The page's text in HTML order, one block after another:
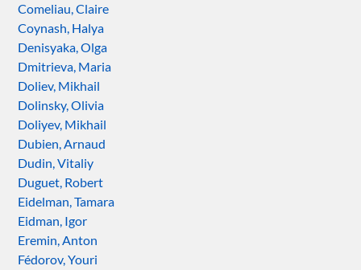
Comeliau, Claire
Coynash, Halya
Denisyaka, Olga
Dmitrieva, Maria
Doliev, Mikhail
Dolinsky, Olivia
Doliyev, Mikhail
Dubien, Arnaud
Dudin, Vitaliy
Duguet, Robert
Eidelman, Tamara
Eidman, Igor
Eremin, Anton
Fédorov, Youri